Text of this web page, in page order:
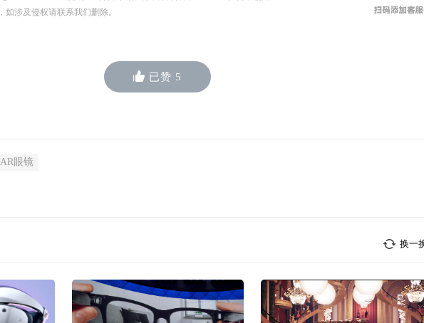
涉及侵权请联系我们删除。
已赞 5
AR眼镜
换一